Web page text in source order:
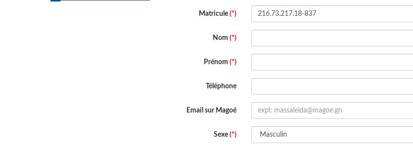
Matricule (*)
Nom (*)
Prénom (*)
Téléphone
Email sur Magoé
Sexe (*)